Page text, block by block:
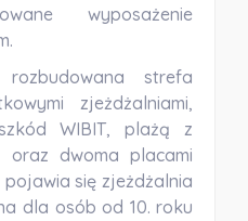
wyposażenie
strefa
zjeżdżalniami,
WIBIT, plażą z
oraz dwoma placami
się zjeżdżalnia
dla osób od 10. roku